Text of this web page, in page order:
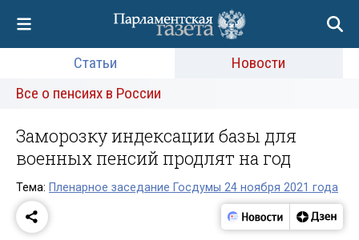
Статьи
Новости
Все о пенсиях в России
Заморозку индексации базы для
военных пенсий продлят на год
Тема: Пленарное заседание Госдумы 24 ноября 2021 года